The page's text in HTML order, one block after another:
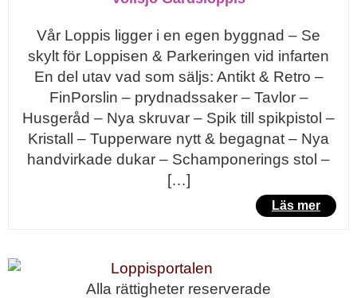
Vår Loppis ligger i en egen byggnad – Se
skylt för Loppisen & Parkeringen vid infarten
En del utav vad som säljs: Antikt & Retro –
FinPorslin – prydnadssaker – Tavlor –
Husgeråd – Nya skruvar – Spik till spikpistol –
Kristall – Tupperware nytt & begagnat – Nya
handvirkade dukar – Schamponerings stol –
[…]
Läs mer
Alla rättigheter reserverade